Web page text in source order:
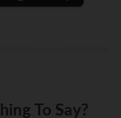
To Say?